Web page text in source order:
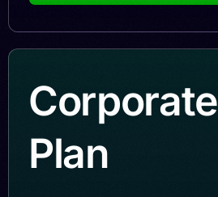
Corporate
Plan